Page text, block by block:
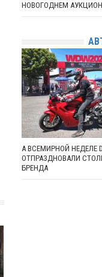
НОВОГОДНЕМ
А ВСЕМИРНОЙ НЕДЕЛЕ
ОТПРАЗДНОВАЛИ
БРЕНДА